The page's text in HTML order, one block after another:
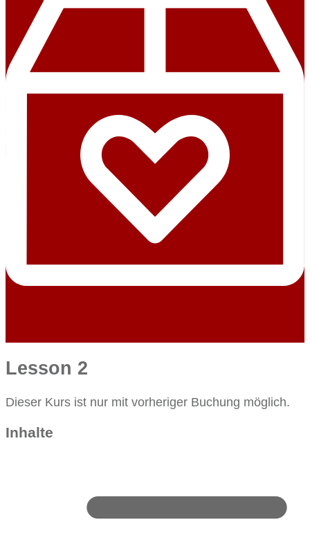
Lesson 2
Dieser Kurs ist nur mit vorheriger Buchung möglich.
Inhalte